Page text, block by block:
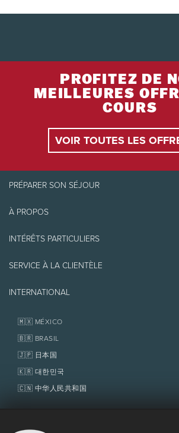
PROFITEZ DE
MEILLEURES
COURS
VOIR TOUTES LES
PRÉPARER SON SÉJOUR
Découvrir Tremblant
Quoi faire
À PROPOS
Écoresponsabilité
Prix d'excellence
INTÉRÊTS PARTICULIERS
Emplois et carrières
Services aux propriétaires
Fondation Tremblant
SERVICE À LA CLIENTÈLE
Nous joindre
Politiques
INTERNATIONAL
🇲🇽 MÉXICO
🇧🇷 BRASIL
🇯🇵 日本国
🇰🇷 대한민국
🇨🇳 中华人民共和国